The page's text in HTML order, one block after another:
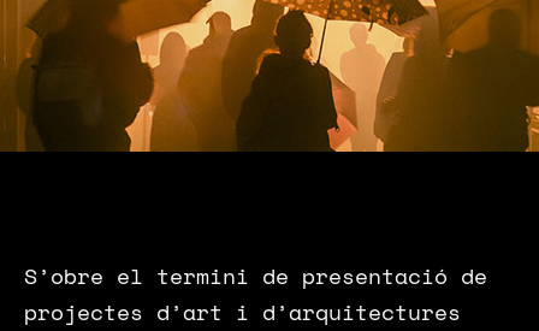
S’obre el termini de presentació de
projectes d’art i d’arquitectures